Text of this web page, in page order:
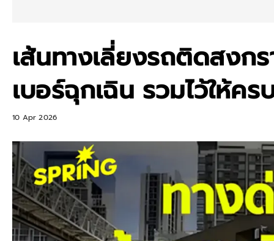
เส้นทางเลี่ยงรถติดสงก
เบอร์ฉุกเฉิน รวมไว้ให้คร
10 Apr 2026